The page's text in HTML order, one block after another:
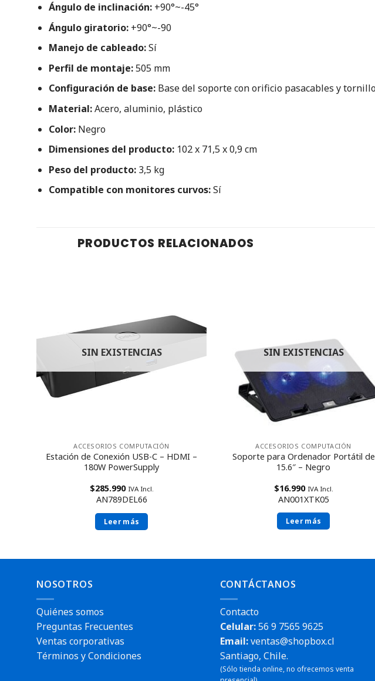
Ángulo de inclinación: +90°~-45°
Ángulo giratorio: +90°~-90
Manejo de cableado:Sí
Perfil de montaje:505 mm
Configuración de base: Base del soporte con orificio pasacables y
Material:Acero, aluminio, plástico
Color: Negro
Dimensiones del producto: 102 x 71,5 x 0,9 cm
Peso del producto: 3,5 kg
Compatible con monitores curvos:Sí
PRODUCTOS RELACIONADOS
SIN EXISTENCIAS
ACCESORIOS COMPUTACIÓN
Estación de Conexión USB-C – HDMI –
180W PowerSupply
$285.990 IVA Incl.
AN789DEL66
Leer más
SIN EXISTENCIAS
ACCESORIOS COMPUTACIÓN
Soporte para Ordenador Portátil de
15.6″ – Negro
$16.990 IVA Incl.
AN001XTK05
Leer más
NOSOTROS
Quiénes somos
Preguntas Frecuentes
Ventas corporativas
Términos y Condiciones
CONTÁCTANOS
Contacto
Celular:56 9 7565 9625
Email:ventas@shopbox.cl
Santiago, Chile.
(Sólo tienda online, no ofrecemos venta